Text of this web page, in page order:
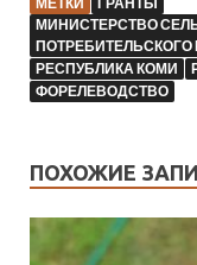
МИНИСТЕРСТВО
РЕСПУБЛИКА КОМИ
ФОРЕЛЕВОДСТВО
ПОХОЖИЕ